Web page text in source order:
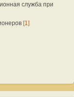
служба при
[1]